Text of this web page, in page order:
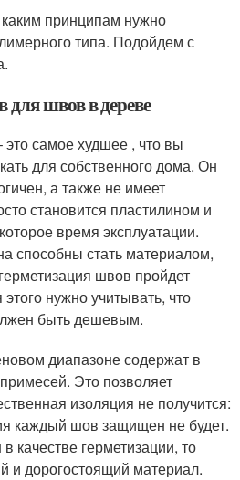
принципам нужно
типа. Подойдем с
для швов в дереве
самое худшее , что вы
для собственного дома. Он
а также не имеет
становится пластилином и
время эксплуатации.
способны стать материалом,
швов пройдет
нужно учитывать, что
быть дешевым.
диапазоне содержат в
Это позволяет
изоляция не получится:
каждый шов защищен не будет.
качестве герметизации, то
и дорогостоящий материал.